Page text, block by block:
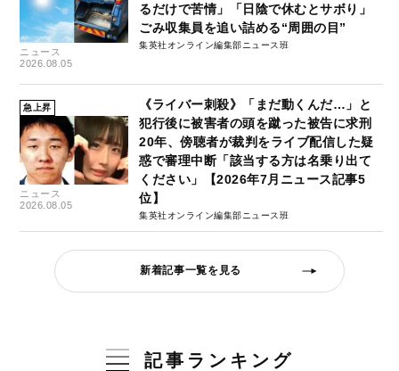
ニュース
2026.08.05
るだけで苦情」「日陰で休むとサボり」
ごみ収集員を追い詰める“周囲の目”
集英社オンライン編集部ニュース班
急上昇
ニュース
2026.08.05
《ライバー刺殺》「まだ動くんだ…」と
犯行後に被害者の頭を蹴った被告に求刑
20年、傍聴者が裁判をライブ配信した疑
惑で審理中断「該当する方は名乗り出て
ください」【2026年7月ニュース記事5
位】
集英社オンライン編集部ニュース班
新着記事一覧を見る
記事ランキング